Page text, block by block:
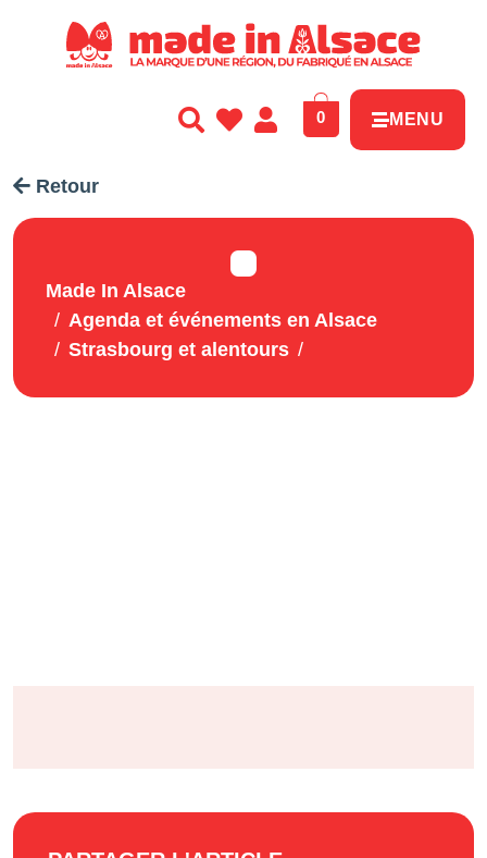
0 MENU
Retour
Made In Alsace
Agenda et événements en Alsace
Strasbourg et alentours